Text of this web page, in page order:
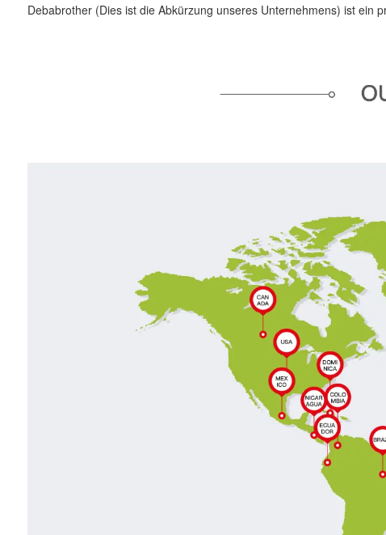
Debabrother (Dies ist die Abkürzung unseres Unternehmens) ist ein